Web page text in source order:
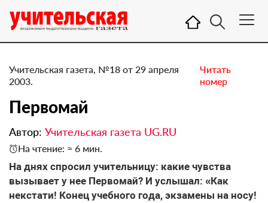
Учительская газета, №18 от 29 апреля
2003.
Читать
номер
Первомай
Автор: Учительская газета UG.RU
На чтение: ≈ 6 мин.
На днях спросил учительницу: какие чувства
вызывает у нее Первомай? И услышал: «Как
некстати! Конец учебного года, экзамены на носу!